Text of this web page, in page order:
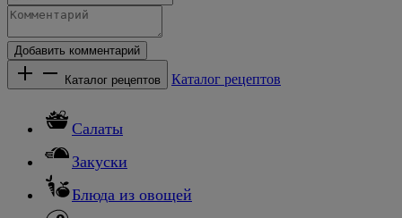
Добавить комментарий
Каталог рецептов Каталог рецептов
Салаты
Закуски
Блюда из овощей